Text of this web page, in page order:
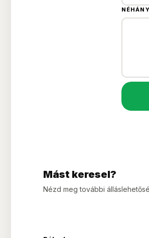
Mást keresel?
Nézd meg további